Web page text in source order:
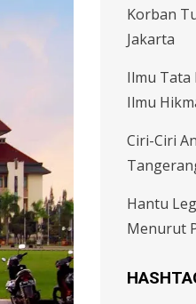
Korban
Jakarta
Ilmu Tata
Ilmu
Ciri-Ciri
Hantu
Menurut